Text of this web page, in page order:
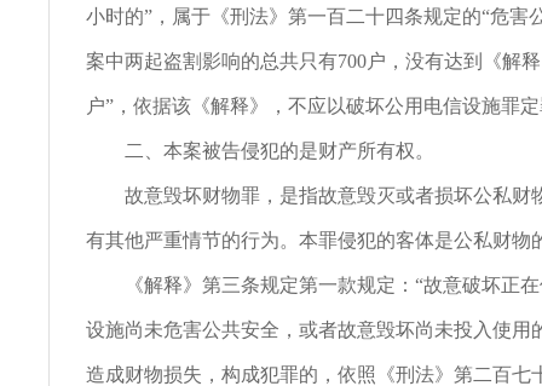
小时的”，属于《刑法》第一百二十四条规定的“危害
案中两起盗割影响的总共只有700户，没有达到《解
户”，依据该《解释》，不应以破坏公用电信设施罪
二、本案被告侵犯的是财产所有权。
故意毁坏财物罪，是指故意毁灭或者损坏公私财
有其他严重情节的行为。本罪侵犯的客体是公私财物
《解释》第三条规定第一款规定：“故意破坏正在
设施尚未危害公共安全，或者故意毁坏尚未投入使用
造成财物损失，构成犯罪的，依照《刑法》第二百七